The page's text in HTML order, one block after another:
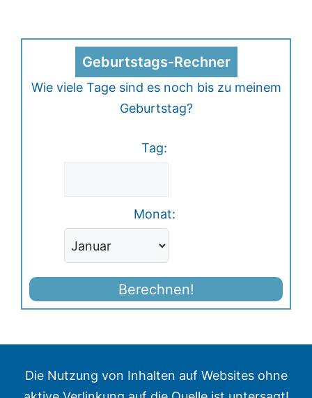
Geburtstags-Rechner
Wie viele Tage sind es noch bis zu meinem
Geburtstag?
Tag:
Monat:
Berechnen!
Die Nutzung von Inhalten auf Websites ohne